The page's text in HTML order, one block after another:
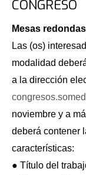
CONGRESO
Mesas redondas
Las (os)
modalidad
a la dirección
noviembre y a
deberá contener
características:
● Título del